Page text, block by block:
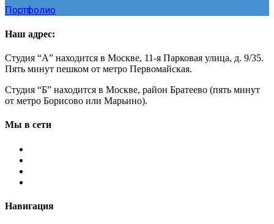
Портфолио
Наш адрес:
Студия “А” находится в Москве, 11-я Парковая улица, д. 9/35.
Пять минут пешком от метро Первомайская.
Студия “Б” находится в Москве, район Братеево (пять минут
от метро Борисово или Марьино).
Мы в сети
Навигация